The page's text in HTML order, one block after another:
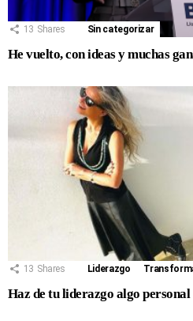
13 Shares Sin categorizar
He vuelto, con ideas y muchas
13 Shares Liderazgo
Haz de tu liderazgo algo personal